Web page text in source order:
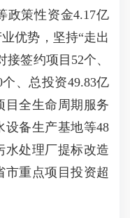
政策性资金4.17亿
优势，坚持“走出
签约项目52个、
、总投资49.83亿
目全生命周期服务
设备生产基地等48
水处理厂提标改造
市重点项目投资超